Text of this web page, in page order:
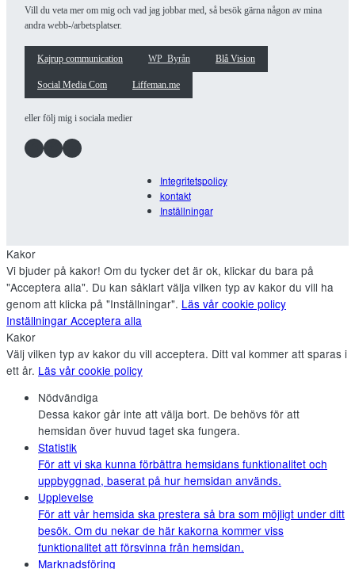
Vill du veta mer om mig och vad jag jobbar med, så besök gärna någon av mina
andra webb-/arbetsplatser.
Kajrup communication WP_Byrån Blå Vision
Social Media Com Liffeman.me
eller följ mig i sociala medier
Facebook InstagramLinkedIn
Integritetspolicy
kontakt
Inställningar
Kakor
Vi bjuder på kakor! Om du tycker det är ok, klickar du bara på
"Acceptera alla". Du kan såklart välja vilken typ av kakor du vill ha
genom att klicka på "Inställningar". Läs vår cookie policy
Inställningar Acceptera alla
Kakor
Välj vilken typ av kakor du vill acceptera. Ditt val kommer att sparas i
ett år. Läs vår cookie policy
Nödvändiga
Dessa kakor går inte att välja bort. De behövs för att
hemsidan över huvud taget ska fungera.
Statistik
För att vi ska kunna förbättra hemsidans funktionalitet och
uppbyggnad, baserat på hur hemsidan används.
Upplevelse
För att vår hemsida ska prestera så bra som möjligt under ditt
besök. Om du nekar de här kakorna kommer viss
funktionalitet att försvinna från hemsidan.
Marknadsföring